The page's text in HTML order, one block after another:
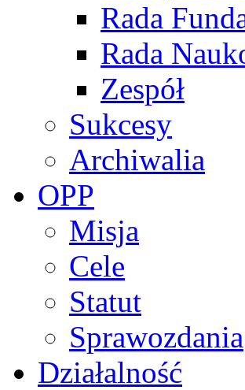
Rada
Rada
Zespół
Sukcesy
Archiwalia
OPP
Misja
Cele
Statut
Sprawozdania
Działalność